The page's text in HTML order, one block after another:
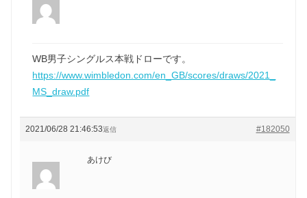
WB男子シングルス本戦ドローです。
https://www.wimbledon.com/en_GB/scores/draws/2021_
MS_draw.pdf
2021/06/28 21:46:53 #182050
返信
あけび